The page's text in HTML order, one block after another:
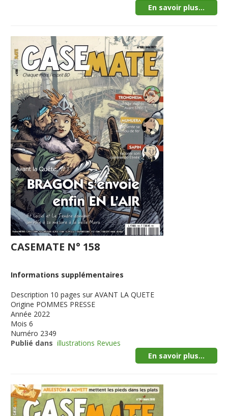
En savoir plus...
CASEMATE N° 158
Informations supplémentaires
Description 10 pages sur AVANT LA QUETE
Origine POMMES PRESSE
Année 2022
Mois 6
Numéro 2349
Publié dans illustrations Revues
En savoir plus...